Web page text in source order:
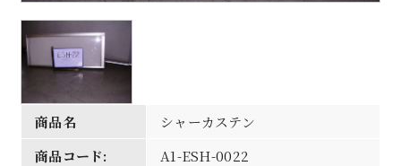
商品名
シャーカステン
商品コード:
A1-ESH-0022